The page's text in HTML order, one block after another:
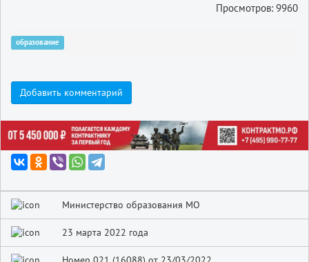
Просмотров: 9960
образование
Добавить комментарий
Министерство образования МО
23 марта 2022 года